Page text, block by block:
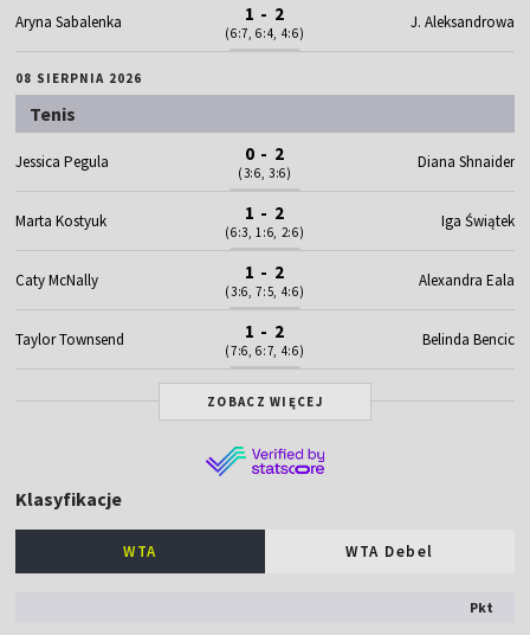
Aryna Sabalenka 1 - 2
(6:7, 6:4, 4:6)
J. Aleksandrowa
08 SIERPNIA 2026
Tenis
Jessica Pegula 0 - 2
(3:6, 3:6)
Diana Shnaider
Marta Kostyuk 1 - 2
(6:3, 1:6, 2:6)
Iga Świątek
Caty McNally 1 - 2
(3:6, 7:5, 4:6)
Alexandra Eala
Taylor Townsend 1 - 2
(7:6, 6:7, 4:6)
Belinda Bencic
ZOBACZ WIĘCEJ
Klasyfikacje
WTA WTA Debel
Pkt